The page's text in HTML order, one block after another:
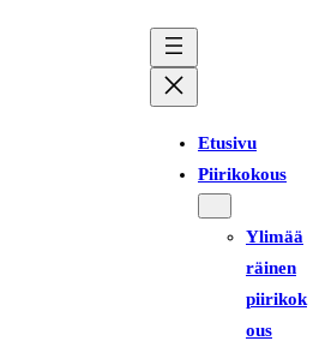
Etusivu
Piirikokous
Ylimää
räinen
piirikok
ous